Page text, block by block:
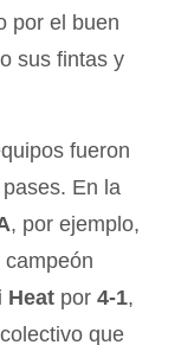
por el buen
sus fintas y
fueron
En la
, por ejemplo,
Heat por 4-1,
que